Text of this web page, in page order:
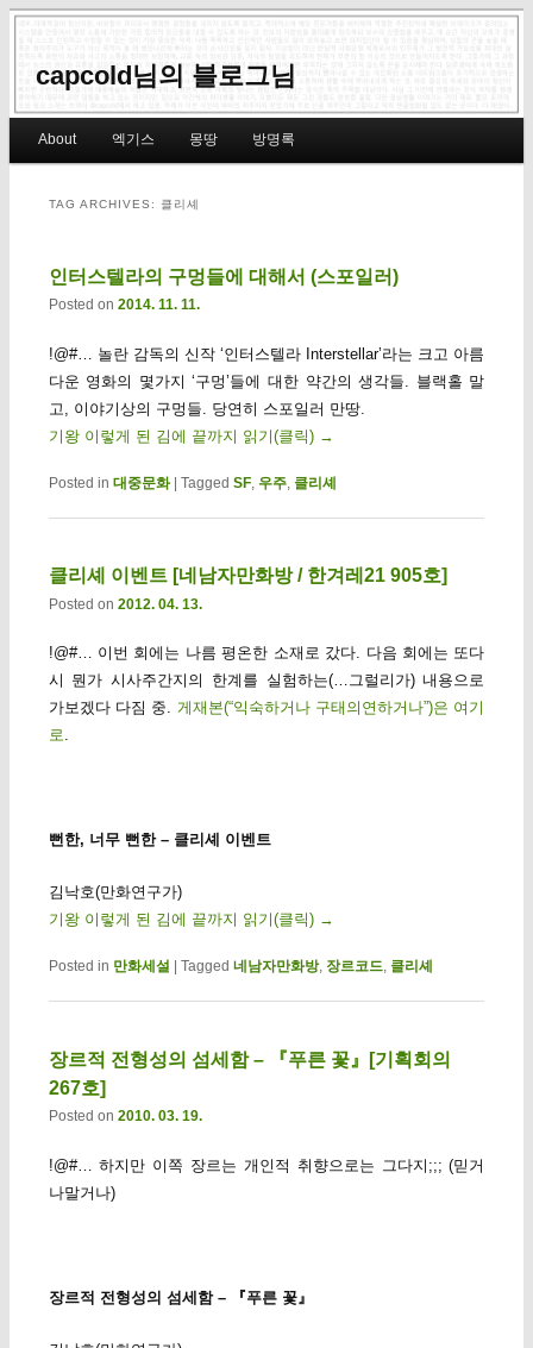
capcold님의 블로그님
Skip to primary content
Skip to secondary content
About 엑기스 몽땅 방명록
TAG ARCHIVES: 클리셰
인터스텔라의 구멍들에 대해서 (스포일러)
Posted on 2014. 11. 11.
!@#… 놀란 감독의 신작 ‘인터스텔라 Interstellar’라는 크고 아름
다운 영화의 몇가지 ‘구멍’들에 대한 약간의 생각들. 블랙홀 말
고, 이야기상의 구멍들. 당연히 스포일러 만땅.
기왕 이렇게 된 김에 끝까지 읽기(클릭) →
Posted in 대중문화 | Tagged SF, 우주, 클리셰
클리셰 이벤트 [네남자만화방 / 한겨레21 905호]
Posted on 2012. 04. 13.
!@#… 이번 회에는 나름 평온한 소재로 갔다. 다음 회에는 또다
시 뭔가 시사주간지의 한계를 실험하는(…그럴리가) 내용으로
가보겠다 다짐 중. 게재본(“익숙하거나 구태의연하거나”)은 여기
로
뻔한, 너무 뻔한 – 클리셰 이벤트
김낙호(만화연구가)
기왕 이렇게 된 김에 끝까지 읽기(클릭) →
Posted in 만화세설 Tagged 네남자만화방, 장르코드, 클리셰
장르적 전형성의 섬세함 – 『푸른 꽃』[기획회의
267호]
Posted on 2010. 03. 19.
!@#… 하지만 이쪽 장르는 개인적 취향으로는 그다지;;; (믿거
나말거나)
장르적 전형성의 섬세함 – 『푸른 꽃』